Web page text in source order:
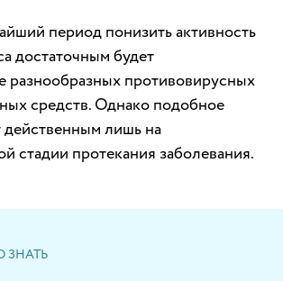
период понизить активность
достаточным будет
разнообразных противовирусных
средств. Однако подобное
действенным лишь на
стадии протекания заболевания.